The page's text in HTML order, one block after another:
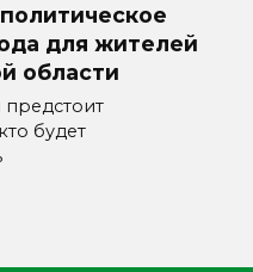
для жителей
области
предстоит
будет